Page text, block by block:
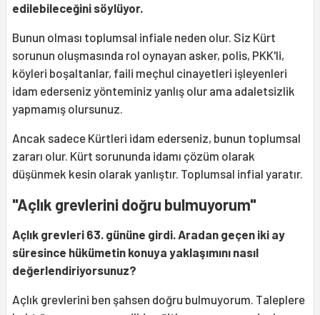
edilebileceğini söylüyor.
Bunun olması toplumsal infiale neden olur. Siz Kürt
sorunun oluşmasında rol oynayan asker, polis, PKK'li,
köyleri boşaltanlar, faili meçhul cinayetleri işleyenleri
idam ederseniz yönteminiz yanlış olur ama adaletsizlik
yapmamış olursunuz.
Ancak sadece Kürtleri idam ederseniz, bunun toplumsal
zararı olur. Kürt sorununda idamı çözüm olarak
düşünmek kesin olarak yanlıştır. Toplumsal infial yaratır.
"Açlık grevlerini doğru bulmuyorum"
Açlık grevleri 63. gününe girdi. Aradan geçen iki ay
süresince hükümetin konuya yaklaşımını nasıl
değerlendiriyorsunuz?
Açlık grevlerini ben şahsen doğru bulmuyorum. Taleplere